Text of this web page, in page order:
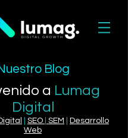
Blog
a Lumag
Digital
SEO SEM
Desarrollo
Web